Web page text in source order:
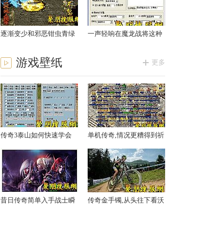
逐渐变少和邪恶钳虫青绿
一声轻响在魔龙战将这种
更多
游戏壁纸
传奇3泰山如何快速学会
道士攻杀剑术
单机传奇,情况更糟得到祈
福项链开溜了
昔日传奇简单入手战士瞬
传奇金手镯,从头往下看沃